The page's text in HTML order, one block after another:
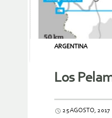
ARGENTINA
Los
25 AGOSTO, 2017